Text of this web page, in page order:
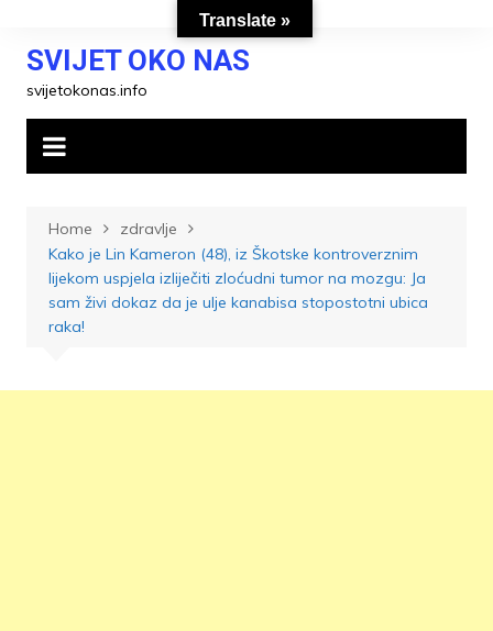
contentSVIJET OKO NAS
svijetokonas.info
Home
zdravlje
Kako je Lin Kameron (48), iz Škotske kontroverznim
lijekom uspjela izliječiti zloćudni tumor na mozgu: Ja
sam živi dokaz da je ulje kanabisa stopostotni ubica
raka!
Translate »